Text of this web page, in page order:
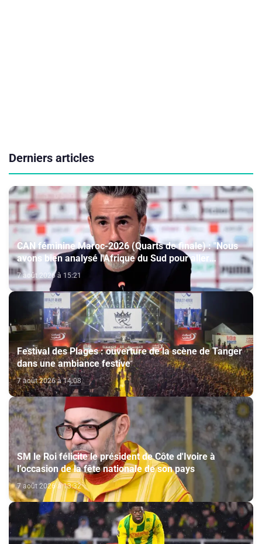
Derniers articles
CAN féminine Maroc-2026 (Quarts de finale) : "Nous
avons bien analysé l'Afrique du Sud pour aller
chercher la victoire" (Jorge Vilda)
7 août 2026 à 15:21
Festival des Plages : ouverture de la scène de Tanger
dans une ambiance festive
7 août 2026 à 14:08
SM le Roi félicite le président de Côte d'Ivoire à
l’occasion de la fête nationale de son pays
7 août 2026 à 13:32